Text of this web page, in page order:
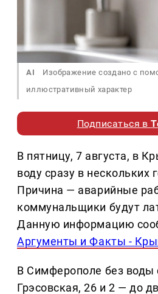
AI
Изображение создано с
иллюстративный характер
Подписаться в
В пятницу, 7 августа, в
воду сразу в нескольких
Причина — аварийные
коммунальщики будут
Данную информацию
Аргументы и Факты -
В Симферополе без воды
Грэсовская, 26 и 2 — до